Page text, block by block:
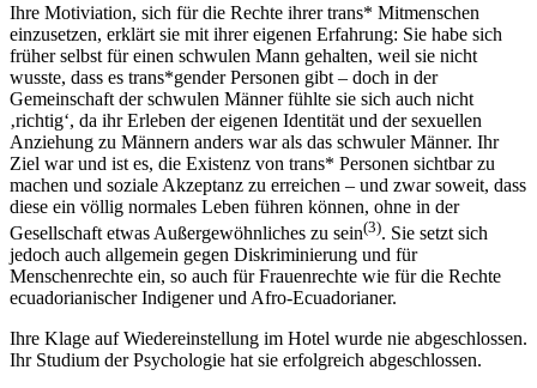
Ihre Motiviation, sich für die Rechte ihrer trans* Mitmenschen
einzusetzen, erklärt sie mit ihrer eigenen Erfahrung: Sie habe sich
früher selbst für einen schwulen Mann gehalten, weil sie nicht
wusste, dass es trans*gender Personen gibt – doch in der
Gemeinschaft der schwulen Männer fühlte sie sich auch nicht
‚richtig‘, da ihr Erleben der eigenen Identität und der sexuellen
Anziehung zu Männern anders war als das schwuler Männer. Ihr
Ziel war und ist es, die Existenz von trans* Personen sichtbar zu
machen und soziale Akzeptanz zu erreichen – und zwar soweit, dass
diese ein völlig normales Leben führen können, ohne in der
Gesellschaft etwas Außergewöhnliches zu sein(3). Sie setzt sich
jedoch auch allgemein gegen Diskriminierung und für
Menschenrechte ein, so auch für Frauenrechte wie für die Rechte
ecuadorianischer Indigener und Afro-Ecuadorianer.
Ihre Klage auf Wiedereinstellung im Hotel wurde nie abgeschlossen.
Ihr Studium der Psychologie hat sie erfolgreich abgeschlossen.